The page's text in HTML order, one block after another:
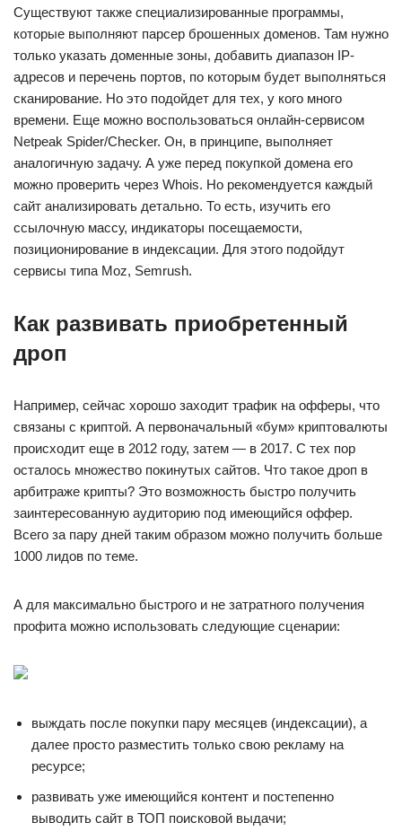
Существуют также специализированные программы,
которые выполняют парсер брошенных доменов. Там нужно
только указать доменные зоны, добавить диапазон IP-
адресов и перечень портов, по которым будет выполняться
сканирование. Но это подойдет для тех, у кого много
времени. Еще можно воспользоваться онлайн-сервисом
Netpeak Spider/Checker. Он, в принципе, выполняет
аналогичную задачу. А уже перед покупкой домена его
можно проверить через Whois. Но рекомендуется каждый
сайт анализировать детально. То есть, изучить его
ссылочную массу, индикаторы посещаемости,
позиционирование в индексации. Для этого подойдут
сервисы типа Moz, Semrush.
Как развивать приобретенный
дроп
Например, сейчас хорошо заходит трафик на офферы, что
связаны с криптой. А первоначальный «бум» криптовалюты
происходит еще в 2012 году, затем — в 2017. С тех пор
осталось множество покинутых сайтов. Что такое дроп в
арбитраже крипты? Это возможность быстро получить
заинтересованную аудиторию под имеющийся оффер.
Всего за пару дней таким образом можно получить больше
1000 лидов по теме.
А для максимально быстрого и не затратного получения
профита можно использовать следующие сценарии:
выждать после покупки пару месяцев (индексации), а
далее просто разместить только свою рекламу на
ресурсе;
развивать уже имеющийся контент и постепенно
выводить сайт в ТОП поисковой выдачи;